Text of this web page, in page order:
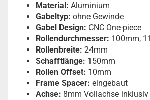
Material: Aluminium
Gabeltyp: ohne Gewinde
Gabel Design: CNC One-piece
Rollendurchmesser: 100mm,
Rollenbreite: 24mm
Schafftlänge: 150mm
Rollen Offset: 10mm
Frame Spacer: eingebaut
Achse: 8mm Vollachse inklusiv